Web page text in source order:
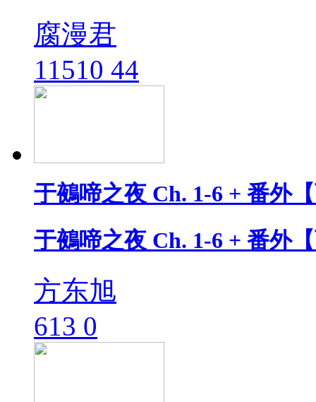
腐漫君
11510 44
于鵺啼之夜 Ch. 1-6 + 番外
于鵺啼之夜 Ch. 1-6 + 番外
方东旭
613 0